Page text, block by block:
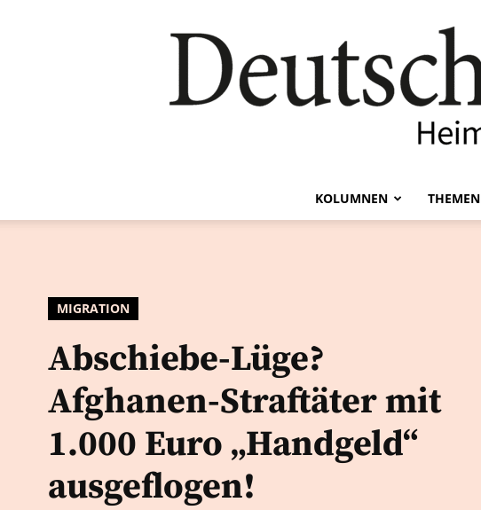
KOLUMNEN THEMEN
MIGRATION
Abschiebe-Lüge?
Afghanen-Straftäter mit
1.000 Euro „Handgeld“
ausgeflogen!